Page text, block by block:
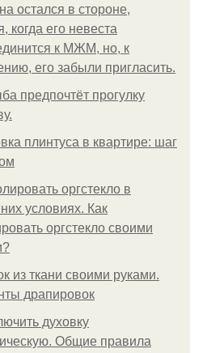
остался в стороне,
когда его невеста
к МЖМ, но, к
его забыли пригласить.
предпочтёт прогулку
плинтуса в квартире: шаг
оргстекло в
условиях. Как
оргстекло своими
из ткани своими руками.
драпировок
духовку
Общие правила